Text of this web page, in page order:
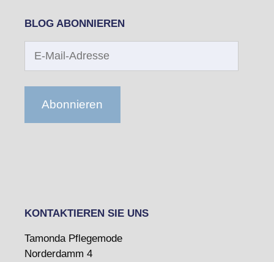
BLOG ABONNIEREN
Mail-
Abonnieren
KONTAKTIEREN SIE UNS
Tamonda Pflegemode
Norderdamm 4